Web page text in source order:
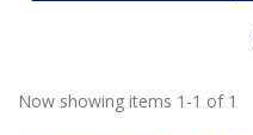
Now showing items 1-1 of 1